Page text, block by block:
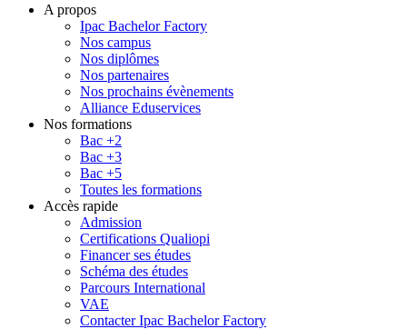
A propos
Ipac Bachelor Factory
Nos campus
Nos diplômes
Nos partenaires
Nos prochains évènements
Alliance Eduservices
Nos formations
Bac +2
Bac +3
Bac +5
Toutes les formations
Accès rapide
Admission
Certifications Qualiopi
Financer ses études
Schéma des études
Parcours International
VAE
Contacter Ipac Bachelor Factory